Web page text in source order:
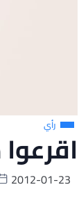
رأي
2012-01-23